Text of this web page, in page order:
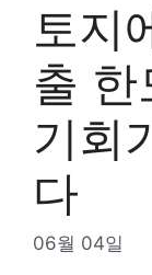
토지
출 한
기회
다
06월 04일